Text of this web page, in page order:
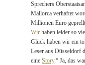
Sprechers
Mallorca verhaftet
Millionen Euro
Wir haben leider so
Glück haben wir ein
Leser aus Düsseldorf
eineStory.“ Ja, das